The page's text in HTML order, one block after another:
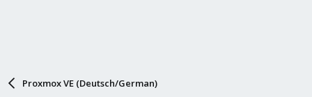
Proxmox VE (Deutsch/German)